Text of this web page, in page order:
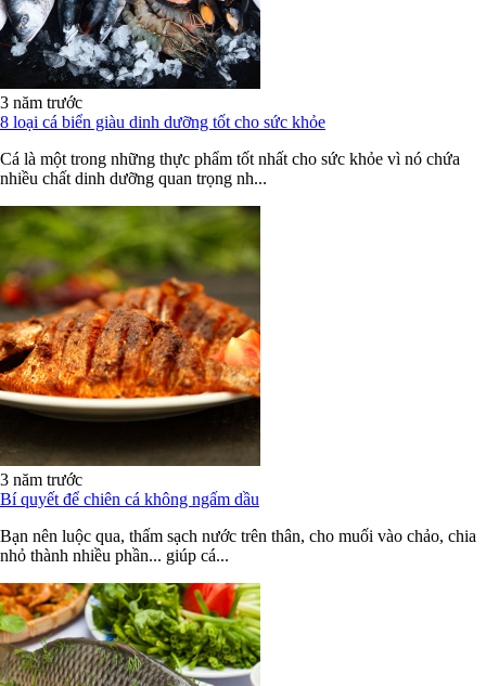
3 năm trước
8 loại cá biển giàu dinh dưỡng tốt cho sức khỏe
Cá là một trong những thực phẩm tốt nhất cho sức khỏe vì nó chứa
nhiều chất dinh dưỡng quan trọng nh...
3 năm trước
Bí quyết để chiên cá không ngấm dầu
Bạn nên luộc qua, thấm sạch nước trên thân, cho muối vào chảo, chia
nhỏ thành nhiều phần... giúp cá...